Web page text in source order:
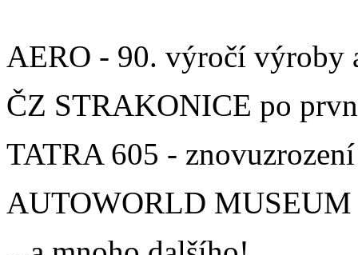
AERO - 90. výročí výroby
ČZ STRAKONICE po
TATRA 605 -
AUTOWORLD